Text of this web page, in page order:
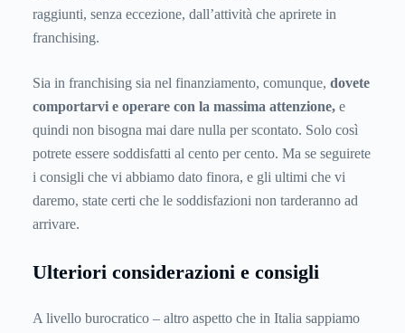
raggiunti, senza eccezione, dall’attività che aprirete in
franchising.
Sia in franchising sia nel finanziamento, comunque, dovete
comportarvi e operare con la massima attenzione, e
quindi non bisogna mai dare nulla per scontato. Solo così
potrete essere soddisfatti al cento per cento. Ma se seguirete
i consigli che vi abbiamo dato finora, e gli ultimi che vi
daremo, state certi che le soddisfazioni non tarderanno ad
arrivare.
Ulteriori considerazioni e consigli
A livello burocratico – altro aspetto che in Italia sappiamo